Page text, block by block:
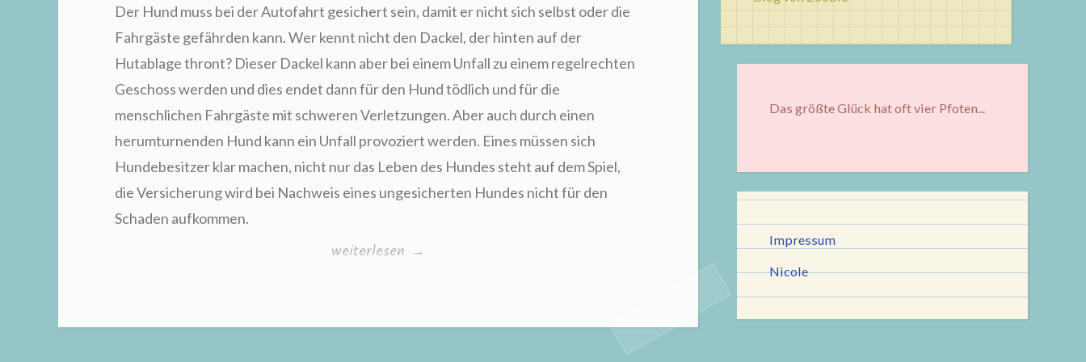
Der Hund muss bei der Autofahrt gesichert sein, damit er nicht sich selbst oder die
Fahrgäste gefährden kann. Wer kennt nicht den Dackel, der hinten auf der
Hutablage thront? Dieser Dackel kann aber bei einem Unfall zu einem regelrechten
Geschoss werden und dies endet dann für den Hund tödlich und für die
menschlichen Fahrgäste mit schweren Verletzungen. Aber auch durch einen
herumturnenden Hund kann ein Unfall provoziert werden. Eines müssen sich
Hundebesitzer klar machen, nicht nur das Leben des Hundes steht auf dem Spiel,
die Versicherung wird bei Nachweis eines ungesicherten Hundes nicht für den
Schaden aufkommen.
„Sicherheit
weiterlesen →
Das größte Glück hat oft vier Pfoten...
Impressum
Nicole